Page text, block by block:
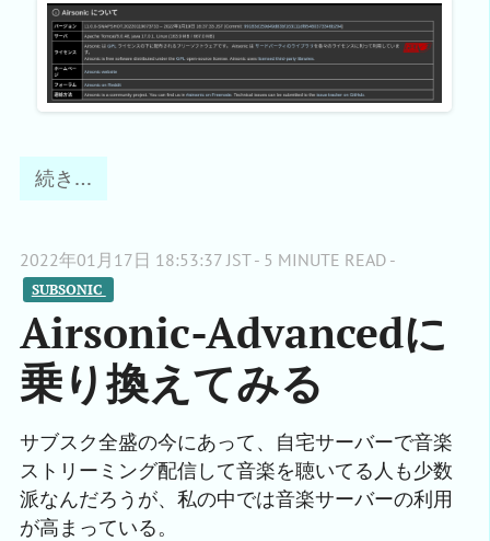
続き…
2022年01月17日 18:53:37 JST - 5 MINUTE READ -
SUBSONIC
Airsonic-Advancedに
乗り換えてみる
サブスク全盛の今にあって、自宅サーバーで音楽
ストリーミング配信して音楽を聴いてる人も少数
派なんだろうが、私の中では音楽サーバーの利用
が高まっている。